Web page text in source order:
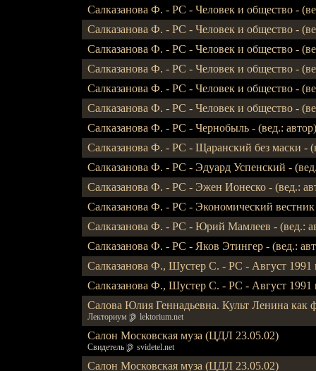
Салказанова Ф. - РС - Человек и общество -
Салказанова Ф. - РС - Человек и общество -
Салказанова Ф. - РС - Человек и общество -
Салказанова Ф. - РС - Человек и общество -
Салказанова Ф. - РС - Человек и общество -
Салказанова Ф. - РС - Человек и общество -
Салказанова Ф. - РС - Чернобыль - (вед.:
Салказанова Ф. - РС - Щаранский без маски -
Салказанова Ф. - РС - Эдуард Успенский -
Салказанова Ф. - РС - Эжен Ионеско - (вед.:
Салказанова Ф. - РС - Экономический вестник
Салказанова Ф. - РС - Юрий Мамлеев - (вед.:
Салказанова Ф. - РС - Яков Этингер - (вед.:
Салказанова Ф., Шустер С. - РС - Август 1991
Салказанова Ф., Шустер С. - РС - Август 1991
Салова Юлия Геннадьевна. Культ Ленина как
Лекториум lektorium.net
Салон Московская муза (ЦДЛ 23.05.02)
Свидетель svidetel.net
Салон Московская муза (ЦДЛ 23.05.02)